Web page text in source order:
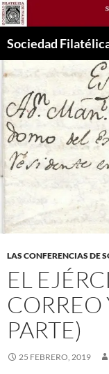
Saltar
al
contenido
Sociedad
LAS CONFERENCIAS DE
EL
CORREO
PARTE)
25 FEBRERO, 2019